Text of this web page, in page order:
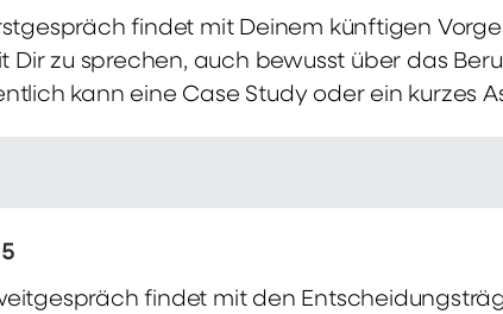
findet mit Deinem künftigen
Dir zu sprechen, auch bewusst über das
kann eine Case Study oder ein kurzes
findet mit den